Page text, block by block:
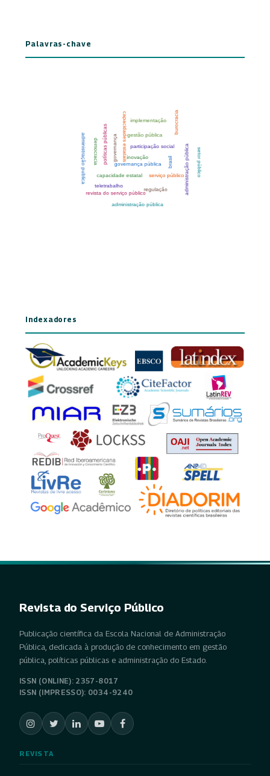
Palavras-chave
Indexadores
Revista do Serviço Público
Publicação científica da Escola Nacional de Administração
Pública, dedicada à produção de conhecimento em gestão
pública, políticas públicas e administração do Estado.
ISSN (ONLINE): 2357-8017
ISSN (IMPRESSO): 0034-9240
REVISTA